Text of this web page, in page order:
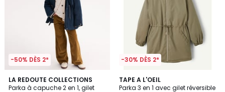
-50% DÈS 2*
LA REDOUTE COLLECTIONS
Parka à capuche 2 en 1, gilet
3
/
-30% DÈS 2*
TAPE A L'OEIL
Parka 3 en 1 avec gilet réversible